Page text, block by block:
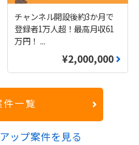
チャンネル開設後約3か月で
登録者1万人超！最高月収61
万円！ ...
¥2,000,000
件一覧
ップ案件を見る